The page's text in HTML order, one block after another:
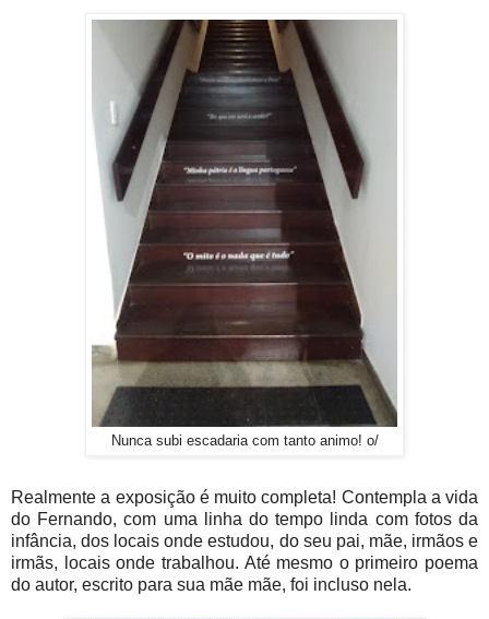
Nunca subi escadaria com tanto animo! o/
Realmente a exposição é muito completa! Contempla a vida
do Fernando, com uma linha do tempo linda com fotos da
infância, dos locais onde estudou, do seu pai, mãe, irmãos e
irmãs, locais onde trabalhou. Até mesmo o primeiro poema
do autor, escrito para sua mãe mãe, foi incluso nela.